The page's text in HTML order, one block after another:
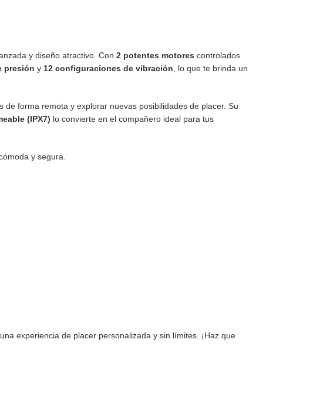
y diseño atractivo. Con 2 potentes motores controlados
presión y 12 configuraciones de vibración, lo que te brinda un
de forma remota y explorar nuevas posibilidades de placer. Su
(IPX7) lo convierte en el compañero ideal para tus
y segura.
experiencia de placer personalizada y sin límites. ¡Haz que